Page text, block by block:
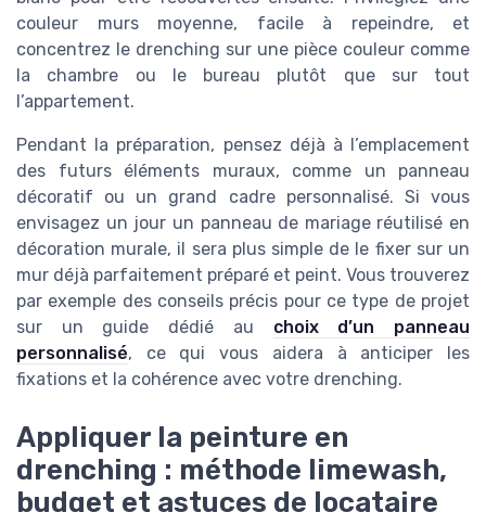
couleur murs moyenne, facile à repeindre, et
concentrez le drenching sur une pièce couleur comme
la chambre ou le bureau plutôt que sur tout
l’appartement.
Pendant la préparation, pensez déjà à l’emplacement
des futurs éléments muraux, comme un panneau
décoratif ou un grand cadre personnalisé. Si vous
envisagez un jour un panneau de mariage réutilisé en
décoration murale, il sera plus simple de le fixer sur un
mur déjà parfaitement préparé et peint. Vous trouverez
par exemple des conseils précis pour ce type de projet
sur un guide dédié au choix d’un panneau
personnalisé, ce qui vous aidera à anticiper les
fixations et la cohérence avec votre drenching.
Appliquer la peinture en
drenching : méthode limewash,
budget et astuces de locataire